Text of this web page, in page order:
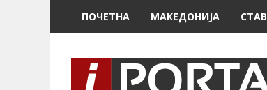
ПОЧЕТНА МАКЕДОНИЈА СТАВ